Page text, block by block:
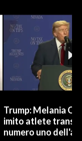
Trump: Melania
imito atlete trans,
numero uno